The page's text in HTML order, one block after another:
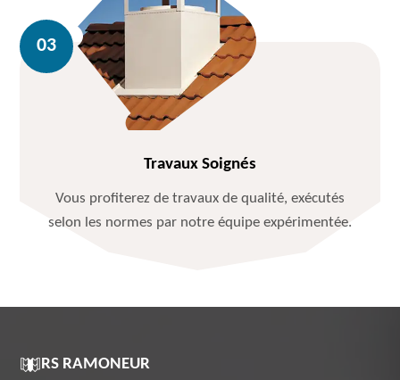
Travaux Soignés
Vous profiterez de travaux de qualité, exécutés
selon les normes par notre équipe expérimentée.
RS RAMONEUR